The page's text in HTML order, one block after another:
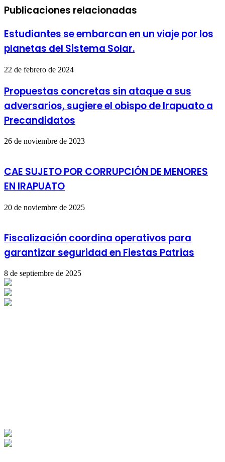
Publicaciones relacionadas
Estudiantes se embarcan en un viaje por los
planetas del Sistema Solar.
22 de febrero de 2024
Propuestas concretas sin ataque a sus
adversarios, sugiere el obispo de Irapuato a
Precandidatos
26 de noviembre de 2023
CAE SUJETO POR CORRUPCIÓN DE MENORES
EN IRAPUATO
20 de noviembre de 2025
Fiscalización coordina operativos para
garantizar seguridad en Fiestas Patrias
8 de septiembre de 2025